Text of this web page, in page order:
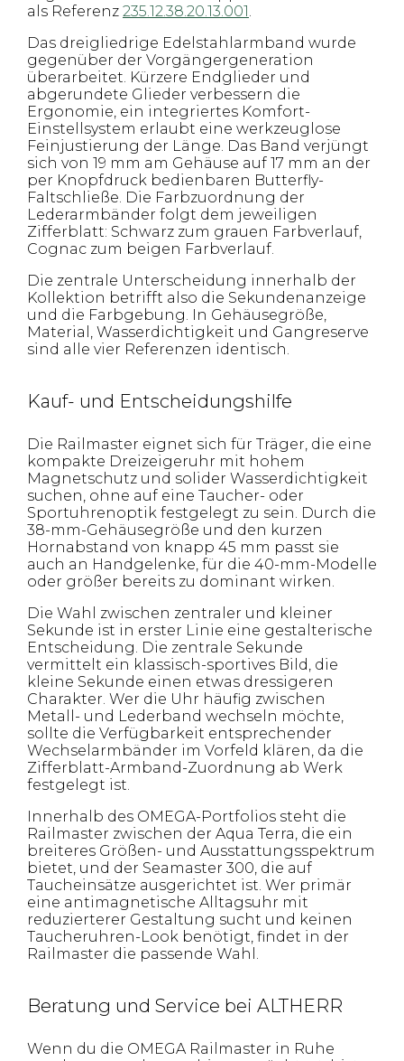
als Referenz 235.12.38.20.13.001.
Das dreigliedrige Edelstahlarmband wurde
gegenüber der Vorgängergeneration
überarbeitet. Kürzere Endglieder und
abgerundete Glieder verbessern die
Ergonomie, ein integriertes Komfort-
Einstellsystem erlaubt eine werkzeuglose
Feinjustierung der Länge. Das Band verjüngt
sich von 19 mm am Gehäuse auf 17 mm an der
per Knopfdruck bedienbaren Butterfly-
Faltschließe. Die Farbzuordnung der
Lederarmbänder folgt dem jeweiligen
Zifferblatt: Schwarz zum grauen Farbverlauf,
Cognac zum beigen Farbverlauf.
Die zentrale Unterscheidung innerhalb der
Kollektion betrifft also die Sekundenanzeige
und die Farbgebung. In Gehäusegröße,
Material, Wasserdichtigkeit und Gangreserve
sind alle vier Referenzen identisch.
Kauf- und Entscheidungshilfe
Die Railmaster eignet sich für Träger, die eine
kompakte Dreizeigeruhr mit hohem
Magnetschutz und solider Wasserdichtigkeit
suchen, ohne auf eine Taucher- oder
Sportuhrenoptik festgelegt zu sein. Durch die
38-mm-Gehäusegröße und den kurzen
Hornabstand von knapp 45 mm passt sie
auch an Handgelenke, für die 40-mm-Modelle
oder größer bereits zu dominant wirken.
Die Wahl zwischen zentraler und kleiner
Sekunde ist in erster Linie eine gestalterische
Entscheidung. Die zentrale Sekunde
vermittelt ein klassisch-sportives Bild, die
kleine Sekunde einen etwas dressigeren
Charakter. Wer die Uhr häufig zwischen
Metall- und Lederband wechseln möchte,
sollte die Verfügbarkeit entsprechender
Wechselarmbänder im Vorfeld klären, da die
Zifferblatt-Armband-Zuordnung ab Werk
festgelegt ist.
Innerhalb des OMEGA-Portfolios steht die
Railmaster zwischen der Aqua Terra, die ein
breiteres Größen- und Ausstattungsspektrum
bietet, und der Seamaster 300, die auf
Taucheinsätze ausgerichtet ist. Wer primär
eine antimagnetische Alltagsuhr mit
reduzierterer Gestaltung sucht und keinen
Taucheruhren-Look benötigt, findet in der
Railmaster die passende Wahl.
Beratung und Service bei ALTHERR
Wenn du die OMEGA Railmaster in Ruhe